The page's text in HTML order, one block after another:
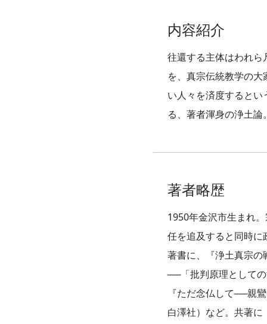
内容紹介
往還する主体はわれ
を、真宗伝統教学の
い人々を済度すると
る、著者渾身の浄土論
著者略歴
1950年金沢市生まれ
任を追及すると同時
著書に、『浄土真宗
──「批判原理として
『ただ念仏して──親
白澤社）など。共著